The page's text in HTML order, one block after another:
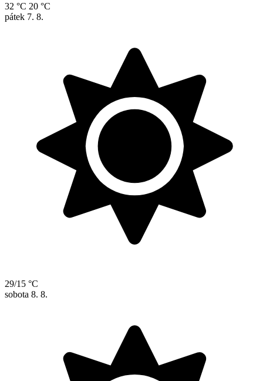
32 °C 20 °C
pátek 7. 8.
29/15 °C
sobota 8. 8.